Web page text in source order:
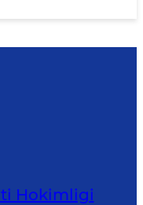
Hоkimligi